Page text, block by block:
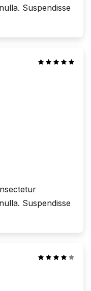
Suspendisse
Suspendisse